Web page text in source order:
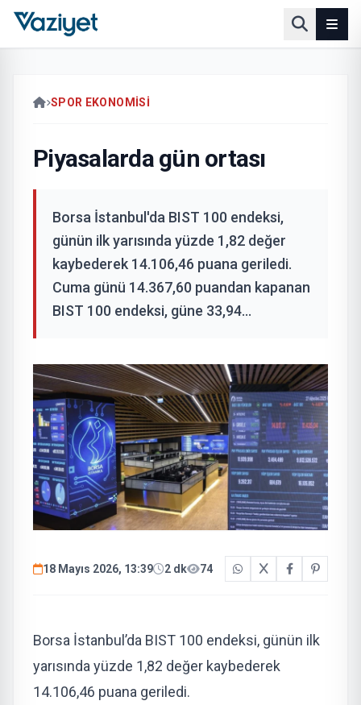
SPOR EKONOMISI
Piyasalarda gün ortası
Borsa İstanbul'da BIST 100 endeksi,
günün ilk yarısında yüzde 1,82 değer
kaybederek 14.106,46 puana geriledi.
Cuma günü 14.367,60 puandan kapanan
BIST 100 endeksi, güne 33,94...
18 Mayıs 2026, 13:39 2 dk 74
Borsa İstanbul’da BIST 100 endeksi, günün ilk
yarısında yüzde 1,82 değer kaybederek
14.106,46 puana geriledi.